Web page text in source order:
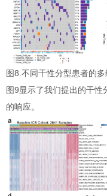
图8.不同干性分型患者的多
图9显示了我们提出的干性
的响应。